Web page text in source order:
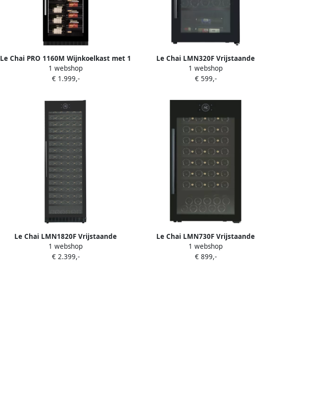
Le Chai PRO 1160M Wijnkoelkast met 1
temperatuurzone 116 Flessen 10
schuiflades H 1.60 m Koolstoffilter Slot
1 webshop
€ 1.999,-
Le Chai LMN320F Vrijstaande
wijnkoelkast 34 Flessen 1 T° 38 dB
Alarm
1 webshop
€ 599,-
Le Chai LMN1820F Vrijstaande
wijnkoelkast voor 182 Flessen Zwart
glas 1 zone Geventileerde koeling
1 webshop
€ 2.399,-
Le Chai LMN730F Vrijstaande
Wijnkoelkast voor 73 flessen 1
temperatuurzone Alarm 37 dB
1 webshop
€ 899,-